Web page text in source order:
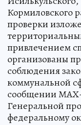
Кормиловского
проверки
привлечением
организованы
соблюдения
коммунальной
сообщении
Генеральной
федеральному